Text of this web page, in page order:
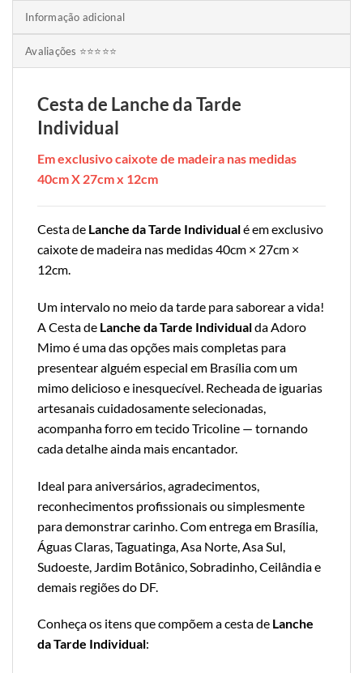
Informação adicional
Avaliações ⭐⭐⭐⭐⭐
Cesta de Lanche da Tarde
Individual
Em exclusivo caixote de madeira nas medidas
40cm X 27cm x 12cm
Cesta de Lanche da Tarde Individualé em exclusivo
caixote de madeira nas medidas 40cm × 27cm ×
12cm.
Um intervalo no meio da tarde para saborear a vida!
A Cesta de Lanche da Tarde Individualda Adoro
Mimo é uma das opções mais completas para
presentear alguém especial em Brasília com um
mimo delicioso e inesquecível. Recheada de iguarias
artesanais cuidadosamente selecionadas,
acompanha forro em tecido Tricoline — tornando
cada detalhe ainda mais encantador.
Ideal para aniversários, agradecimentos,
reconhecimentos profissionais ou simplesmente
para demonstrar carinho. Com entrega em Brasília,
Águas Claras, Taguatinga, Asa Norte, Asa Sul,
Sudoeste, Jardim Botânico, Sobradinho, Ceilândia e
demais regiões do DF.
Conheça os itens que compõem a cesta de Lanche
da Tarde Individual: